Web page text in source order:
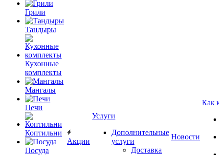
Грили
Тандыры
Кухонные
комплекты
Мангалы
Печи
Коптильни
Посуда
Акции
Услуги
Дополнительные
услуги
Доставка
Новости
Как